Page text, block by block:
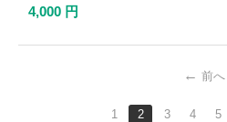
4,000 円
前へ
1 2 3 4 5